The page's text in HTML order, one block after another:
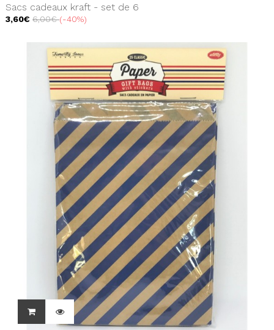
Sacs cadeaux kraft - set de 6
3,60€ 6,00€ -40%